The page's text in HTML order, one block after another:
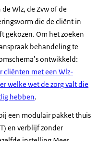
Wlz, de Zvw of de
die de cliënt in
gekozen. Om het zoeken
behandeling te
ontwikkeld:
cliënten met een Wlz-
welke wet de zorg valt die
hebben.
een modulair pakket thuis
en verblijf zonder